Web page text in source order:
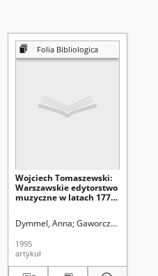
Folia Bibliologica
Wojciech Tomaszewski:
Warszawskie edytorstwo
muzyczne w latach 1772-
1992. - 352 s. / Z dziejów
Polsce; t. 5 [recenzja]
Dymmel, Anna Gaworczyk, Teresa.
1995
artykuł